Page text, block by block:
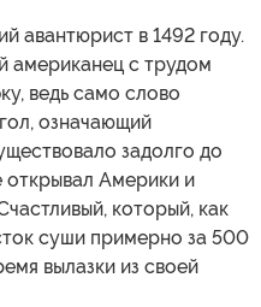
авантюрист в 1492 году.
американец с трудом
ведь само слово
означающий
задолго до
открывал Америки и
который, как
суши примерно за 500
вылазки из своей